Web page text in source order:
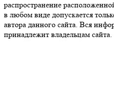
распространение
в любом виде допускается
автора данного сайта. Вся
принадлежит владельцам сайта.